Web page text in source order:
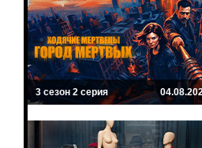
3 сезон 2 серия